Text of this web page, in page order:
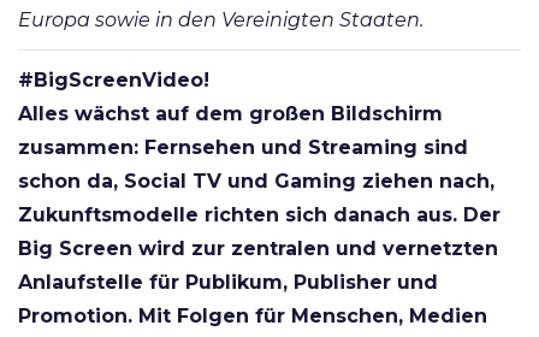
Europa sowie in den Vereinigten Staaten.
#BigScreenVideo!
Alles wächst auf dem großen Bildschirm
zusammen: Fernsehen und Streaming sind
schon da, Social TV und Gaming ziehen nach,
Zukunftsmodelle richten sich danach aus. Der
Big Screen wird zur zentralen und vernetzten
Anlaufstelle für Publikum, Publisher und
Promotion. Mit Folgen für Menschen, Medien